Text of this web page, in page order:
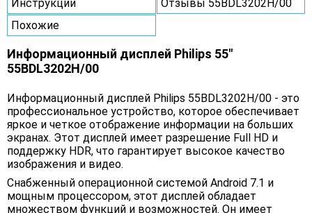
Инструкции
Отзывы 55BDL3202H/00
Похожие
Информационный дисплей Philips 55"
55BDL3202H/00
Информационный дисплей Philips 55BDL3202H/00 - это
профессиональное устройство, которое обеспечивает
яркое и четкое отображение информации на больших
экранах. Этот дисплей имеет разрешение Full HD и
поддержку HDR, что гарантирует высокое качество
изображения и видео.
Снабженный операционной системой Android 7.1 и
мощным процессором, этот дисплей обладает
множеством функций и возможностей. Он имеет